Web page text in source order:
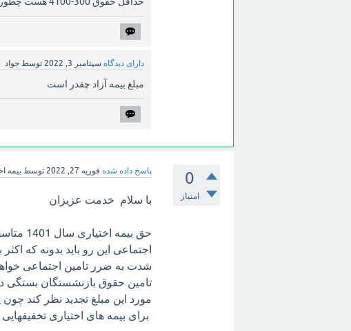
دارای دیدگاه سپتامبر 3, 2022 توسط جواد
مبلغ بیمه آزاد چقدر است
0
امتیاز
پاسخ داده شده فوریه 27, 2022 توسطبیمه
با سلام خدمت عزیزان
حق
اجتماعی این رو باید بدونه که
شدت به ضرر تامین اجتماعی
تامین حقوق بازنشستگان بستگی
مورد این مبلغ تجدید نظر کند
برای بیمه های اختیاری تخفیفهایی